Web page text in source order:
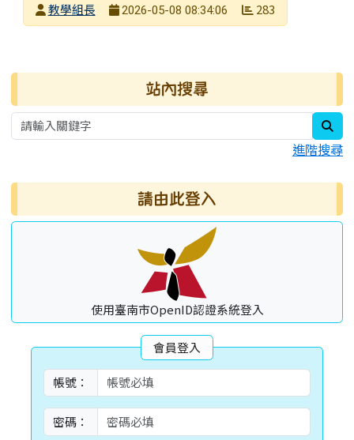
發布者
教學組長
2026-05-08 08:34:06 283
右邊區域內容 站內搜尋
進階搜尋
請由此登入
使用臺南市OpenID認證系統登入
會員登入
帳號：
密碼：